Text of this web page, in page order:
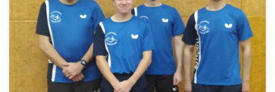
Toutes les équipes ont gagné ce week-end. C’est la seconde fois cette
saison.Bravo à tous! R2-> St Colomban 11-3 Sablé PR-> Vertou 6–14 St
Colomban D2-> St Colomban 13–7 Aigrefeuille D4 -> St Colomban 7–3
St Sébastien Cadets/Juniors D2-> St Colomban 6–4 St Philbert